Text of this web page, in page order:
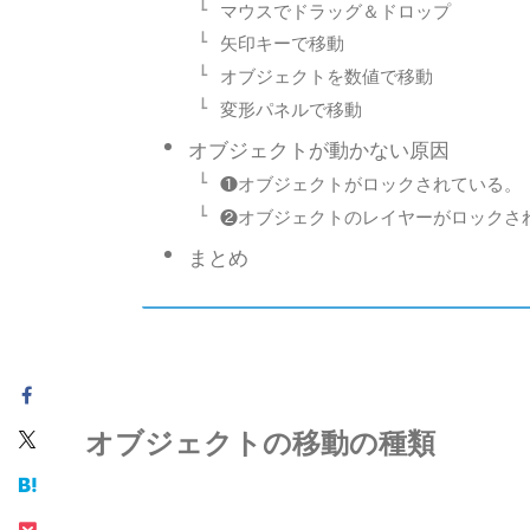
マウスでドラッグ＆ドロップ
矢印キーで移動
オブジェクトを数値で移動
変形パネルで移動
オブジェクトが動かない原因
❶オブジェクトがロックされている。
❷オブジェクトのレイヤーがロックさ
まとめ
オブジェクトの移動の種類